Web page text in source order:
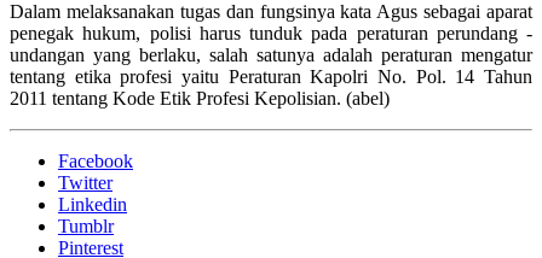
Dalam melaksanakan tugas dan fungsinya kata Agus sebagai aparat
penegak hukum, polisi harus tunduk pada peraturan perundang -
undangan yang berlaku, salah satunya adalah peraturan mengatur
tentang etika profesi yaitu Peraturan Kapolri No. Pol. 14 Tahun
2011 tentang Kode Etik Profesi Kepolisian. (abel)
Facebook
Twitter
Linkedin
Tumblr
Pinterest